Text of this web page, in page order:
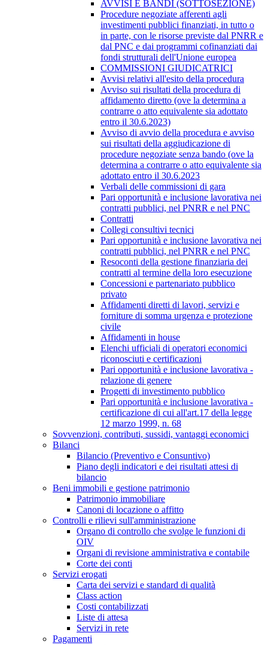
AVVISI E BANDI (SOTTOSEZIONE)
Procedure negoziate afferenti agli
investimenti pubblici finanziati, in tutto o
in parte, con le risorse previste dal PNRR e
dal PNC e dai programmi cofinanziati dai
fondi strutturali dell'Unione europea
COMMISSIONI GIUDICATRICI
Avvisi relativi all'esito della procedura
Avviso sui risultati della procedura di
affidamento diretto (ove la determina a
contrarre o atto equivalente sia adottato
entro il 30.6.2023)
Avviso di avvio della procedura e avviso
sui risultati della aggiudicazione di
procedure negoziate senza bando (ove la
determina a contrarre o atto equivalente sia
adottato entro il 30.6.2023
Verbali delle commissioni di gara
Pari opportunità e inclusione lavorativa nei
contratti pubblici, nel PNRR e nel PNC
Contratti
Collegi consultivi tecnici
Pari opportunità e inclusione lavorativa nei
contratti pubblici, nel PNRR e nel PNC
Resoconti della gestione finanziaria dei
contratti al termine della loro esecuzione
Concessioni e partenariato pubblico
privato
Affidamenti diretti di lavori, servizi e
forniture di somma urgenza e protezione
civile
Affidamenti in house
Elenchi ufficiali di operatori economici
riconosciuti e certificazioni
Pari opportunità e inclusione lavorativa -
relazione di genere
Progetti di investimento pubblico
Pari opportunità e inclusione lavorativa -
certificazione di cui all'art.17 della legge
12 marzo 1999, n. 68
Sovvenzioni, contributi, sussidi, vantaggi economici
Bilanci
Bilancio (Preventivo e Consuntivo)
Piano degli indicatori e dei risultati attesi di
bilancio
Beni immobili e gestione patrimonio
Patrimonio immobiliare
Canoni di locazione o affitto
Controlli e rilievi sull'amministrazione
Organo di controllo che svolge le funzioni di
OIV
Organi di revisione amministrativa e contabile
Corte dei conti
Servizi erogati
Carta dei servizi e standard di qualità
Class action
Costi contabilizzati
Liste di attesa
Servizi in rete
Pagamenti